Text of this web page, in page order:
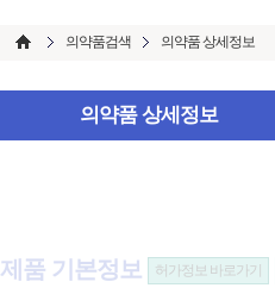
의약품검색 의약품 상세정보
의약품 상세정보
제품 기본정보 허가정보 바로가기